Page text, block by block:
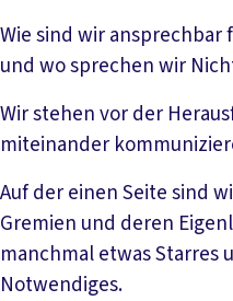
Wie sind wir ansprechbar
und wo sprechen wir
Wir stehen vor der
miteinander
Auf der einen Seite sind
Gremien und deren
manchmal etwas Starres
Notwendiges.